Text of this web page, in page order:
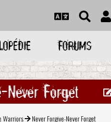
FORUMS
Never Forget
Warriors Never Forgive-Never Forget